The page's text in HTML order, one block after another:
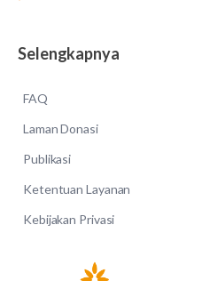
Selengkapnya
FAQ
Laman Donasi
Publikasi
Ketentuan Layanan
Kebijakan Privasi